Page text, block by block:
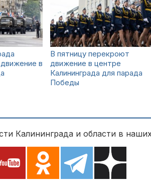
в
В пятницу перекроют
движение в центре
Калининграда для парада
Победы
Калининграда и области в